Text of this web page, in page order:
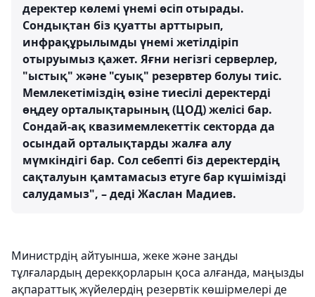
деректер көлемі үнемі өсіп отырады.
Сондықтан біз қуатты арттырып,
инфрақұрылымды үнемі жетілдіріп
отыруымыз қажет. Яғни негізгі серверлер,
"ыстық" және "суық" резервтер болуы тиіс.
Мемлекетіміздің өзіне тиесілі деректерді
өңдеу орталықтарының (ЦОД) желісі бар.
Сондай-ақ квазимемлекеттік секторда да
осындай орталықтарды жалға алу
мүмкіндігі бар. Сол себепті біз деректердің
сақталуын қамтамасыз етуге бар күшімізді
салудамыз", – деді Жаслан Мадиев.
Министрдің айтуынша, жеке және заңды
тұлғалардың дерекқорларын қоса алғанда, маңызды
ақпараттық жүйелердің резервтік көшірмелері де